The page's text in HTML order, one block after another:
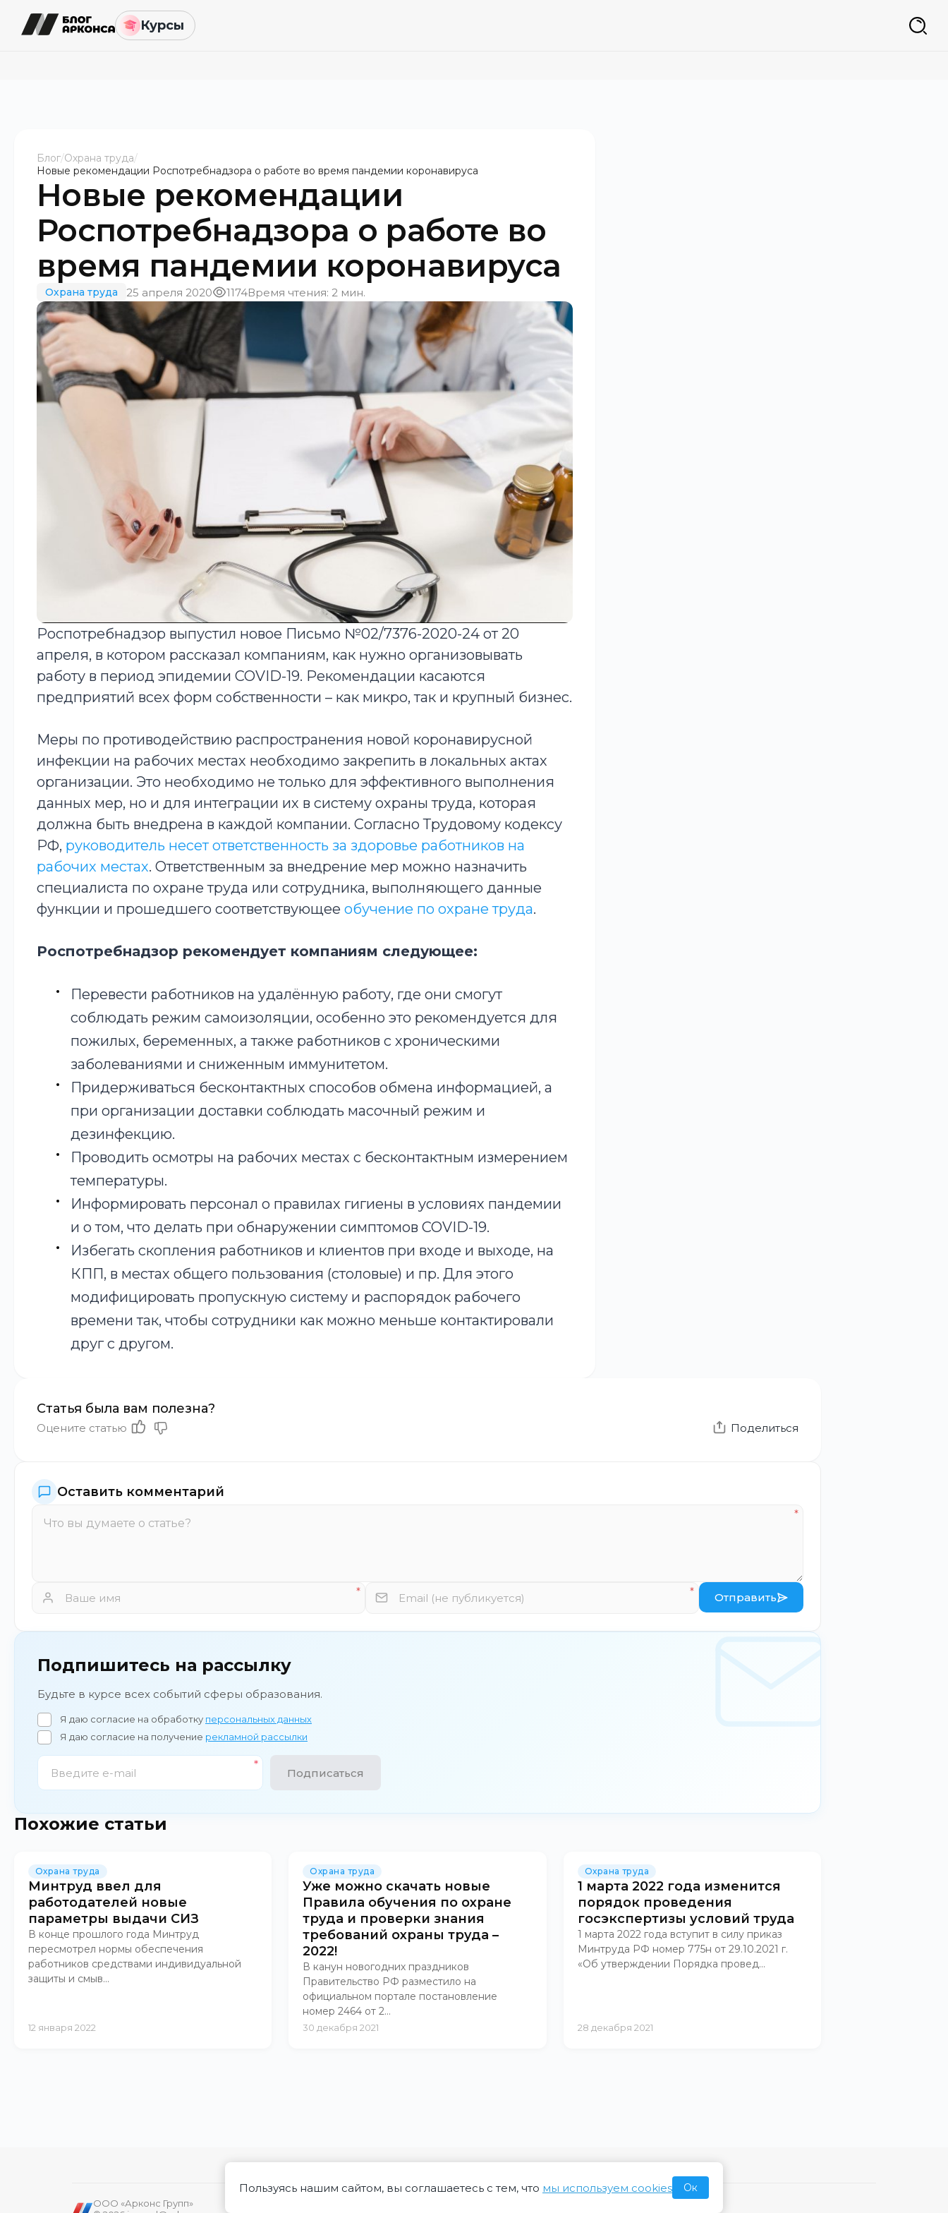
Курсы
Блог/Охрана труда/
Новые рекомендации Роспотребнадзора о работе во время пандемии коронавируса
Новые рекомендации
Роспотребнадзора о работе во
время пандемии коронавируса
Охрана труда 25 апреля 2020 1174Время чтения: 2 мин.
Роспотребнадзор выпустил новое Письмо №02/7376-2020-24 от 20
апреля, в котором рассказал компаниям, как нужно организовывать
работу в период эпидемии COVID-19. Рекомендации касаются
предприятий всех форм собственности – как микро, так и крупный бизнес.
Меры по противодействию распространения новой коронавирусной
инфекции на рабочих местах необходимо закрепить в локальных актах
организации. Это необходимо не только для эффективного выполнения
данных мер, но и для интеграции их в систему охраны труда, которая
должна быть внедрена в каждой компании. Согласно Трудовому кодексу
РФ, руководитель несет ответственность за здоровье работников на
рабочих местах. Ответственным за внедрение мер можно назначить
специалиста по охране труда или сотрудника, выполняющего данные
функции и прошедшего соответствующее обучение по охране труда.
Роспотребнадзор рекомендует компаниям следующее:
Перевести работников на удалённую работу, где они смогут
соблюдать режим самоизоляции, особенно это рекомендуется для
пожилых, беременных, а также работников с хроническими
заболеваниями и сниженным иммунитетом.
Придерживаться бесконтактных способов обмена информацией, а
при организации доставки соблюдать масочный режим и
дезинфекцию.
Проводить осмотры на рабочих местах с бесконтактным измерением
температуры.
Информировать персонал о правилах гигиены в условиях пандемии
и о том, что делать при обнаружении симптомов COVID-19.
Избегать скопления работников и клиентов при входе и выходе, на
КПП, в местах общего пользования (столовые) и пр. Для этого
модифицировать пропускную систему и распорядок рабочего
времени так, чтобы сотрудники как можно меньше контактировали
друг с другом.
Статья была вам полезна?
Оцените статью Поделиться
Оставить комментарий
Отправить
Подпишитесь на рассылку
Будьте в курсе всех событий сферы образования.
Я даю согласие на обработку персональных данных
Я даю согласие на получение рекламной рассылки
Подписаться
Похожие статьи
Охрана труда
Минтруд ввел для
работодателей новые
параметры выдачи СИЗ
В конце прошлого года Минтруд
пересмотрел нормы обеспечения
работников средствами индивидуальной
защиты и смыв...
12 января 2022
Охрана труда
Уже можно скачать новые
Правила обучения по охране
труда и проверки знания
требований охраны труда –
2022!
В канун новогодних праздников
Правительство РФ разместило на
официальном портале постановление
номер 2464 от 2...
30 декабря 2021
Охрана труда
1 марта 2022 года изменится
порядок проведения
госэкспертизы условий труда
1 марта 2022 года вступит в силу приказ
Минтруда РФ номер 775н от 29.10.2021 г.
«Об утверждении Порядка провед...
28 декабря 2021
ООО «Арконс Групп»
Пользуясь нашим сайтом, вы соглашаетесь с тем, что мы используем cookies Ок